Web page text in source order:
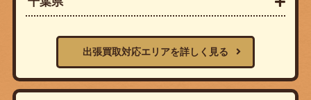
出張買取対応エリアを詳しく見る